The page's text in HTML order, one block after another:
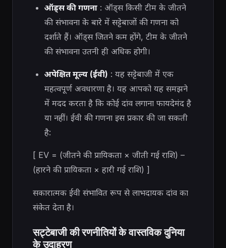
ऑड्स की गणना: ऑड्स किसी टीम के जीतने
की संभावना के बारे में सट्टेबाजों की गणना को
दर्शाते हैं। ऑड्स जितने कम होंगे, टीम के जीतने
की संभावना उतनी ही अधिक होगी।
अपेक्षित मूल्य (ईवी) : यह सट्टेबाजी में एक
महत्वपूर्ण अवधारणा है। यह आपको यह समझने
में मदद करता है कि कोई दांव लगाना फायदेमंद है
या नहीं। ईवी की गणना इस प्रकार की जा सकती
है:
[ EV = (जीतने की प्रायिकता × जीती गई राशि) –
(हारने की प्रायिकता × हारी गई राशि) ]
सकारात्मक ईवी संभावित रूप से लाभदायक दांव का
संकेत देता है।
सट्टेबाजी की रणनीतियों के वास्तविक दुनिया
के उदाहरण